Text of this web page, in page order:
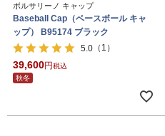
ボルサリーノ キャップ
Baseball Cap（ベースボール キャ
ップ） B95174 ブラック
5.0 （1）
39,600
税込
秋冬